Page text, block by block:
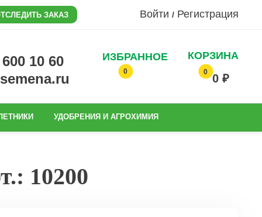
ЗАКАЗ Войти / Регистрация
10 60
ИЗБРАННОЕ
0
КОРЗИНА
0
0 ₽
УДОБРЕНИЯ И АГРОХИМИЯ
10200